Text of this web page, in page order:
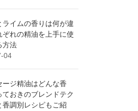
ライムの香りは何が違
ぞれの精油を上手に使
方法
04
ージ精油はどんな香
ておきのブレンドテク
香調別レシピもご紹